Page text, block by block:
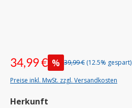
34,99 € % 39,99 € (12.5% gespart)
Preise inkl. MwSt. zzgl. Versandkosten
Herkunft